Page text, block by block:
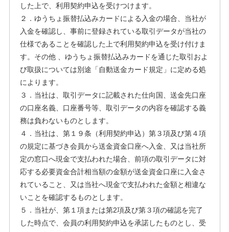
した上で、利用契約申込を受けつけます。
２．ゆうちょ振替払込みカードによる入金の場合、当社が
入金を確認し、事前に登録されている取引データが当社の
仕様であることを確認した上で利用契約申込を受け付けま
す。その他 、ゆうちょ振替払込みカードを通じた取引およ
び取扱については別途「自動送金カード規定」に定める処
によります。
３．当社は、取引データに記載された仕向国、送金先口座
の口座名義、口座番号等、取引データの内容を確認する義
務は負わないものとします。
４．当社は、第１９条（利用契約申込）第３項及び第４項
の規定に基づき会員から送金資金口座へ入金、又は当社所
定の窓口へ現金で支払われた場合、前項の取引データに対
応する必要資金合計相当額の金額が送金資金口座に入金さ
れていること、又は当社へ現金で支払われた金額と相違な
いことを確認するものとします。
５．当社が、第１項または第2項及び第３項の確認を完了
した時点で、会員の利用契約申込を承諾したものとし、受